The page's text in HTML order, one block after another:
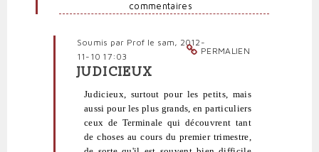
commentaires
PERMALIEN
Soumis par Prof le sam, 2012-
11-10 17:03
En
réponse
Vacances
Toussaint
JUDICIEUX
Judicieux, surtout pour les petits, mais
aussi pour les plus grands, en particuliers
ceux de Terminale qui découvrent tant
de choses au cours du premier trimestre,